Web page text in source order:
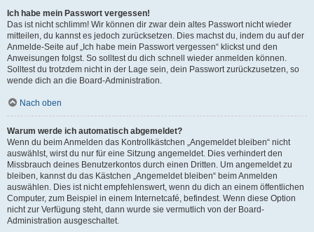
Ich habe mein Passwort vergessen!
Das ist nicht schlimm! Wir können dir zwar dein altes Passwort nicht wieder
mitteilen, du kannst es jedoch zurücksetzen. Dies machst du, indem du auf der
Anmelde-Seite auf „Ich habe mein Passwort vergessen“ klickst und den
Anweisungen folgst. So solltest du dich schnell wieder anmelden können.
Solltest du trotzdem nicht in der Lage sein, dein Passwort zurückzusetzen, so
wende dich an die Board-Administration.
Nach oben
Warum werde ich automatisch abgemeldet?
Wenn du beim Anmelden das Kontrollkästchen „Angemeldet bleiben“ nicht
auswählst, wirst du nur für eine Sitzung angemeldet. Dies verhindert den
Missbrauch deines Benutzerkontos durch einen Dritten. Um angemeldet zu
bleiben, kannst du das Kästchen „Angemeldet bleiben“ beim Anmelden
auswählen. Dies ist nicht empfehlenswert, wenn du dich an einem öffentlichen
Computer, zum Beispiel in einem Internetcafé, befindest. Wenn diese Option
nicht zur Verfügung steht, dann wurde sie vermutlich von der Board-
Administration ausgeschaltet.